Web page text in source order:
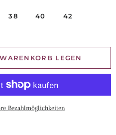
38 40 42
LEGEN
Bezahlmöglichkeiten